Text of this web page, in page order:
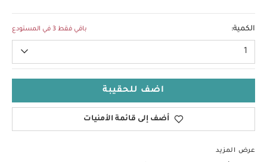
الكمية: باقي فقط 3 في المستودع
1
اضف للحقيبة
أضف إلى قائمة الأمنيات
عرض المزيد